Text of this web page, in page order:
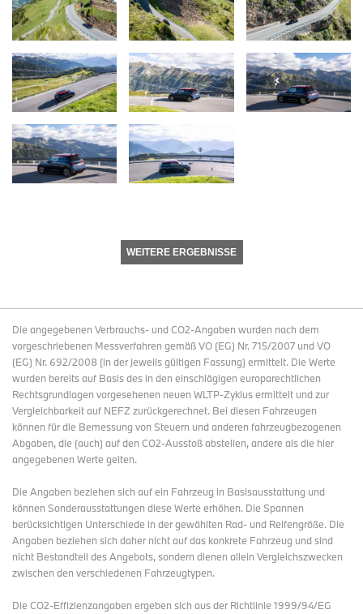
WEITERE ERGEBNISSE
Die angegebenen Verbrauchs- und CO2-Angaben wurden nach dem
vorgeschriebenen Messverfahren gemäß VO (EG) Nr. 715/2007 und VO
(EG) Nr. 692/2008 (in der jeweils gültigen Fassung) ermittelt. Die Werte
wurden bereits auf Basis des in den einschlägigen europarechtlichen
Rechtsgrundlagen vorgesehenen neuen WLTP-Zyklus ermittelt und zur
Vergleichbarkeit auf NEFZ zurückgerechnet. Bei diesen Fahrzeugen
können für die Bemessung von Steuern und anderen fahrzeugbezogenen
Abgaben, die (auch) auf den CO2-Ausstoß abstellen, andere als die hier
angegebenen Werte gelten.
Die Angaben beziehen sich auf ein Fahrzeug in Basisausstattung und
können Sonderausstattungen diese Werte erhöhen. Die Spannen
berücksichtigen Unterschiede in der gewählten Rad- und Reifengröße. Die
Angaben beziehen sich daher nicht auf das konkrete Fahrzeug und sind
nicht Bestandteil des Angebots, sondern dienen allein Vergleichszwecken
zwischen den verschiedenen Fahrzeugtypen.
Die CO2-Effizienzangaben ergeben sich aus der Richtlinie 1999/94/EG